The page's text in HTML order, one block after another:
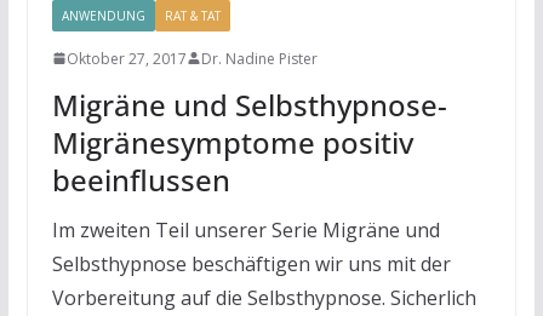
ANWENDUNG RAT & TAT
Oktober 27, 2017 Dr. Nadine Pister
Migräne und Selbsthypnose-
Migränesymptome positiv
beeinflussen
Im zweiten Teil unserer Serie Migräne und
Selbsthypnose beschäftigen wir uns mit der
Vorbereitung auf die Selbsthypnose. Sicherlich